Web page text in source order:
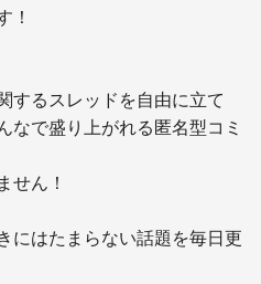
！
するスレッドを自由に立て
なで盛り上がれる匿名型コミ
せん！
にはたまらない話題を毎日更